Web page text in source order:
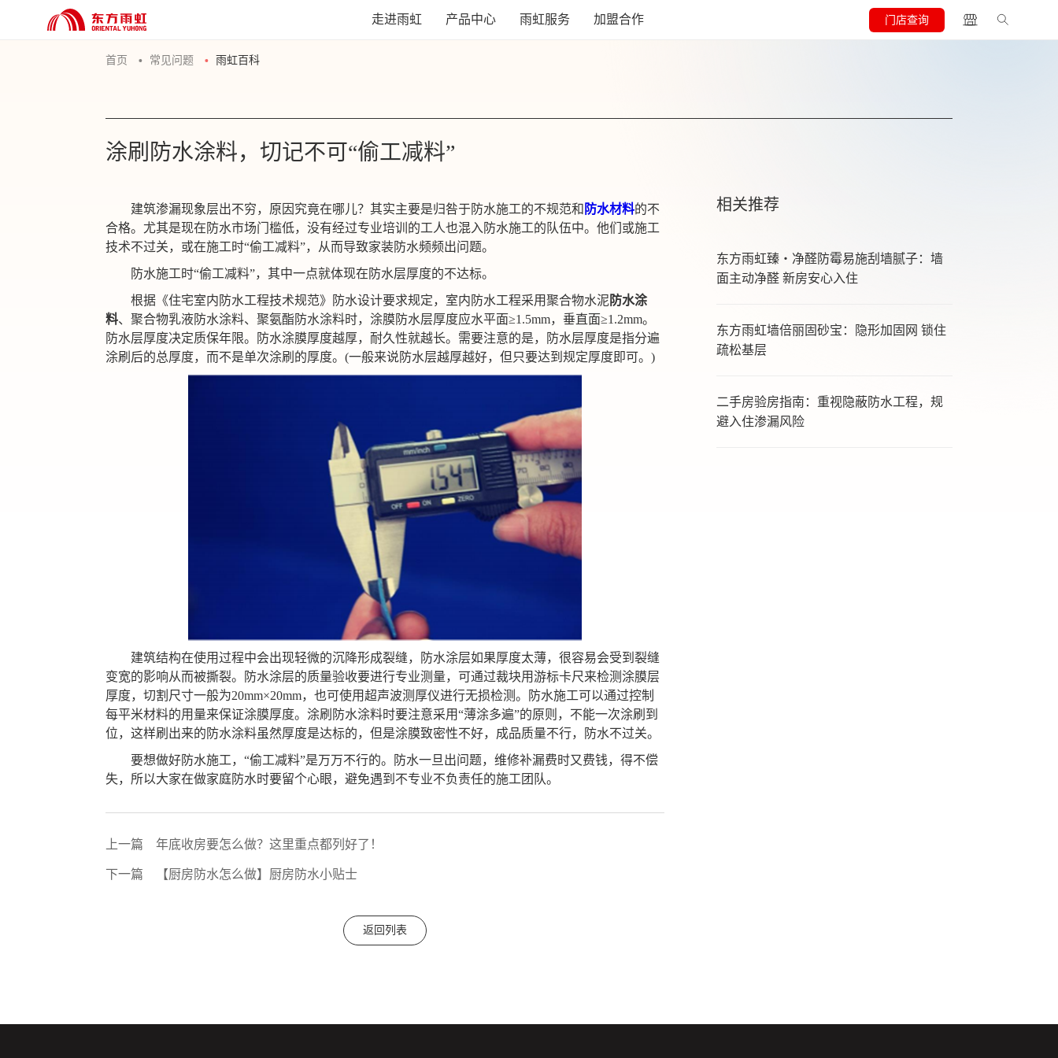
走进雨虹 产品中心 雨虹服务 加盟合作 门店查询
首页 常见问题 雨虹百科
涂刷防水涂料，切记不可“偷工减料”
建筑渗漏现象层出不穷，原因究竟在哪儿？其实主要是归咎于防水施工的不规范和 防水材料的不
合格。尤其是现在防水市场门槛低，没有经过专业培训的工人也混入防水施工的队伍中。他们或施工
技术不过关，或在施工时“偷工减料”，从而导致家装防水频频出问题。
防水施工时“偷工减料”，其中一点就体现在防水层厚度的不达标。
根据《住宅室内防水工程技术规范》防水设计要求规定，室内防水工程采用聚合物水泥 防水涂
料、聚合物乳液防水涂料、聚氨酯防水涂料时，涂膜防水层厚度应水平面≥1.5mm，垂直面≥1.2mm。
防水层厚度决定质保年限。防水涂膜厚度越厚，耐久性就越长。需要注意的是，防水层厚度是指分遍
涂刷后的总厚度，而不是单次涂刷的厚度。(一般来说防水层越厚越好，但只要达到规定厚度即可。)
建筑结构在使用过程中会出现轻微的沉降形成裂缝，防水涂层如果厚度太薄，很容易会受到裂缝
变宽的影响从而被撕裂。
防水涂层的质量验收要进行专业测量，可通过裁块用游标卡尺来检测涂膜层
厚度，切割尺寸一般为20mm×20mm，也可使用超声波测厚仪进行无损检测。防水施工可以通过控制
每平米材料的用量来保证涂膜厚度。涂刷防水涂料时要注意采用“薄涂多遍”的原则，不能一次涂刷到
位，这样刷出来的防水涂料虽然厚度是达标的，但是涂膜致密性不好，成品质量不行，防水不过关。
要想做好防水施工，“偷工减料”是万万不行的。防水一旦出问题，维修补漏费时又费钱，得不偿
失，所以大家在做家庭防水时要留个心眼，避免遇到不专业不负责任的施工团队。
上一篇 年底收房要怎么做？这里重点都列好了！
下一篇 【厨房防水怎么做】厨房防水小贴士
返回列表
相关推荐
东方雨虹臻・净醛防霉易施刮墙腻子：墙
面主动净醛 新房安心入住
东方雨虹墙倍丽固砂宝：隐形加固网 锁住
疏松基层
二手房验房指南：重视隐蔽防水工程，规
避入住渗漏风险